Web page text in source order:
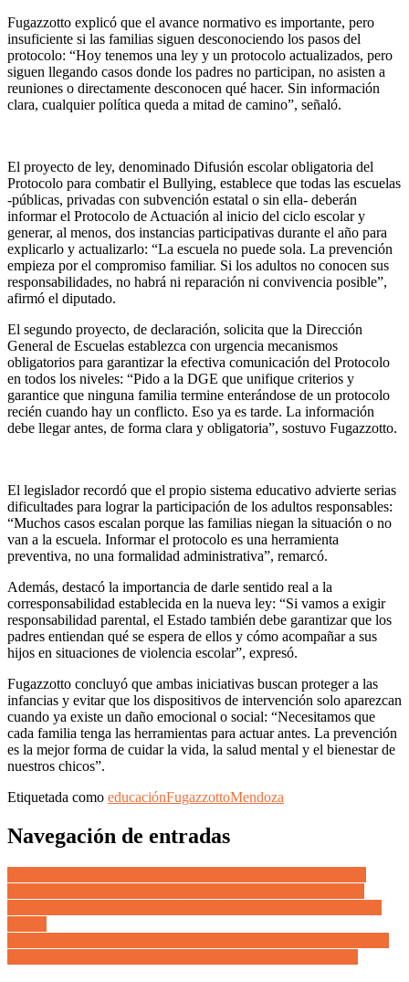
Fugazzotto explicó que el avance normativo es importante, pero
insuficiente si las familias siguen desconociendo los pasos del
protocolo: “Hoy tenemos una ley y un protocolo actualizados, pero
siguen llegando casos donde los padres no participan, no asisten a
reuniones o directamente desconocen qué hacer. Sin información
clara, cualquier política queda a mitad de camino”, señaló.
El proyecto de ley, denominado Difusión escolar obligatoria del
Protocolo para combatir el Bullying, establece que todas las escuelas
-públicas, privadas con subvención estatal o sin ella- deberán
informar el Protocolo de Actuación al inicio del ciclo escolar y
generar, al menos, dos instancias participativas durante el año para
explicarlo y actualizarlo: “La escuela no puede sola. La prevención
empieza por el compromiso familiar. Si los adultos no conocen sus
responsabilidades, no habrá ni reparación ni convivencia posible”,
afirmó el diputado.
El segundo proyecto, de declaración, solicita que la Dirección
General de Escuelas establezca con urgencia mecanismos
obligatorios para garantizar la efectiva comunicación del Protocolo
en todos los niveles: “Pido a la DGE que unifique criterios y
garantice que ninguna familia termine enterándose de un protocolo
recién cuando hay un conflicto. Eso ya es tarde. La información
debe llegar antes, de forma clara y obligatoria”, sostuvo Fugazzotto.
El legislador recordó que el propio sistema educativo advierte serias
dificultades para lograr la participación de los adultos responsables:
“Muchos casos escalan porque las familias niegan la situación o no
van a la escuela. Informar el protocolo es una herramienta
preventiva, no una formalidad administrativa”, remarcó.
Además, destacó la importancia de darle sentido real a la
corresponsabilidad establecida en la nueva ley: “Si vamos a exigir
responsabilidad parental, el Estado también debe garantizar que los
padres entiendan qué se espera de ellos y cómo acompañar a sus
hijos en situaciones de violencia escolar”, expresó.
Fugazzotto concluyó que ambas iniciativas buscan proteger a las
infancias y evitar que los dispositivos de intervención solo aparezcan
cuando ya existe un daño emocional o social: “Necesitamos que
cada familia tenga las herramientas para actuar antes. La prevención
es la mejor forma de cuidar la vida, la salud mental y el bienestar de
nuestros chicos”.
Etiquetada como educaciónFugazzottoMendoza
Navegación de entradas